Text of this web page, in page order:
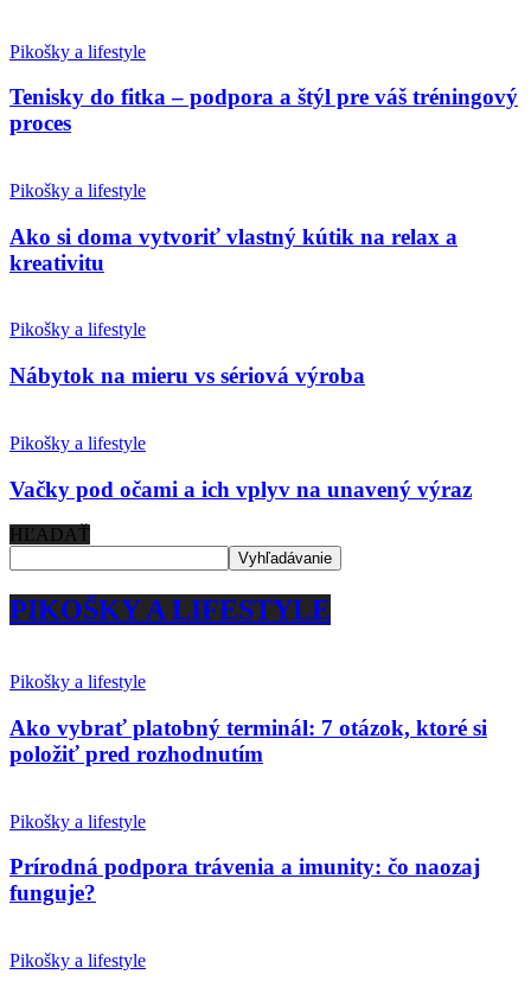
Pikošky a lifestyle
Tenisky do fitka – podpora a štýl pre váš tréningový
proces
Pikošky a lifestyle
Ako si doma vytvoriť vlastný kútik na relax a
kreativitu
Pikošky a lifestyle
Nábytok na mieru vs sériová výroba
Pikošky a lifestyle
Vačky pod očami a ich vplyv na unavený výraz
HĽADAŤ
PIKOŠKY A LIFESTYLE
Pikošky a lifestyle
Ako vybrať platobný terminál: 7 otázok, ktoré si
položiť pred rozhodnutím
Pikošky a lifestyle
Prírodná podpora trávenia a imunity: čo naozaj
funguje?
Pikošky a lifestyle